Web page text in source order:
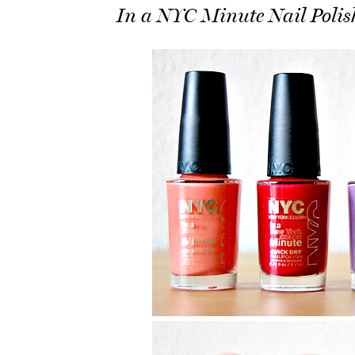
In a NYC Minute Nail